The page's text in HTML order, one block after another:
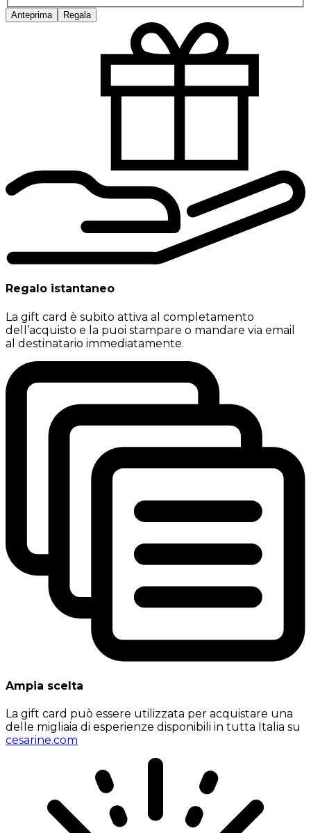
Anteprima Regala
Regalo istantaneo
La gift card è subito attiva al completamento
dell’acquisto e la puoi stampare o mandare via email
al destinatario immediatamente.
Ampia scelta
La gift card può essere utilizzata per acquistare una
delle migliaia di esperienze disponibili in tutta Italia su
cesarine.com